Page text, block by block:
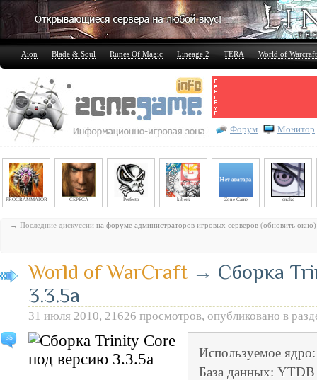
Aion Blade & Soul Runes Of Magic Lineage 2 TERA World of Warcraft
Форум Монитор
PROGRAMMATOR CEPEGA Perfecto kiberk Zone-Game snake
→ Последние дискуссии на форуме администраторов игровых серверов (обновить окно)
35
World of WarCraft → Сборка
3.3.5а
31 июля 2010, 21626 просмотров, опубликовано в
Используемое
База данных: